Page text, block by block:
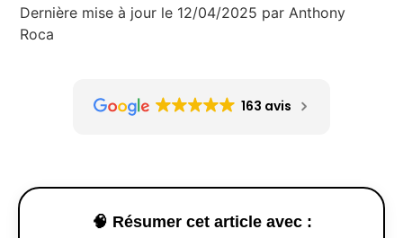
Dernière mise à jour le 12/04/2025 par Anthony
Roca
163 avis
🧠 Résumer cet article avec :